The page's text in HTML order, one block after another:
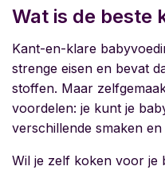
Wat is de beste
Kant-en-klare
strenge eisen en bevat
stoffen. Maar
voordelen: je kunt je
verschillende smaken
Wil je zelf koken voor je